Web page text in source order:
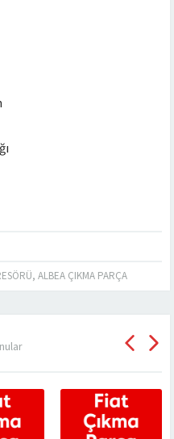
, ALBEA ÇIKMA PARÇA